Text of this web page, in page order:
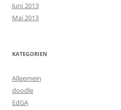
Juni 2013
Mai 2013
KATEGORIEN
Allgemein
doodle
EdGA